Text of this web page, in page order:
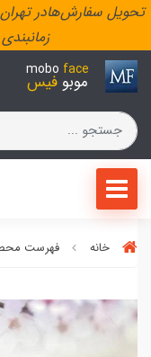
تحویل سفارش‌هادر
mobo face
موبو فیس
خانه فهرست